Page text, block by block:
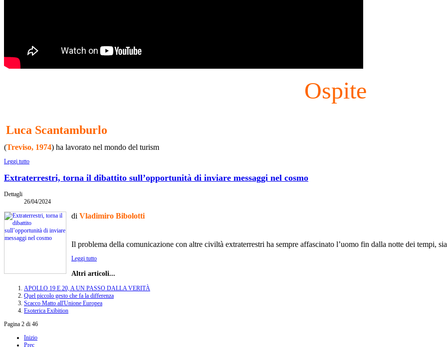
Ospite
Luca Scantamburlo
(Treviso, 1974) ha lavorato nel mondo del turism
Leggi tutto
Extraterrestri, torna il dibattito sull’opportunità di inviare messaggi nel cosmo
Dettagli
26/04/2024
di Vladimiro Bibolotti
Il problema della comunicazione con altre civiltà extraterrestri ha sempre affascinato l’uomo fin dalla notte dei tempi,
Leggi tutto
Altri articoli...
APOLLO 19 E 20, A UN PASSO DALLA VERITÀ
Quel piccolo gesto che fa la differenza
Scacco Matto all'Unione Europea
Esoterica Exibition
Pagina 2 di 46
Inizio
Prec